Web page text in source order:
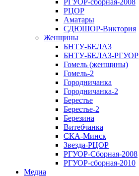
РГУОР-сборная-2008
РЦОР
Аматары
СДЮШОР-Виктория
Женщины
БНТУ-БЕЛАЗ
БНТУ-БЕЛАЗ-РГУОР
Гомель (женщины)
Гомель-2
Городничанка
Городничанка-2
Берестье
Берестье-2
Березина
Витебчанка
СКА-Минск
Звезда-РЦОР
РГУОР-Сборная-2008
РГУОР-сборная-2010
Медиа